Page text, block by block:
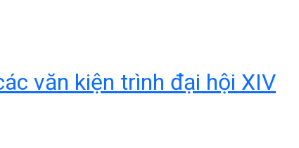
văn kiện trình đại hội XIV